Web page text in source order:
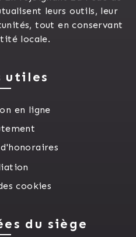
leurs outils, leur
tout en conservant
locale.
utiles
en ligne
cookies
du siège